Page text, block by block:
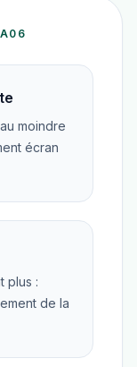
moindre
écran
plus :
de la